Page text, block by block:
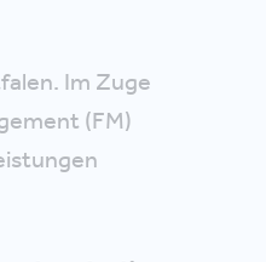
Im Zuge
(FM)